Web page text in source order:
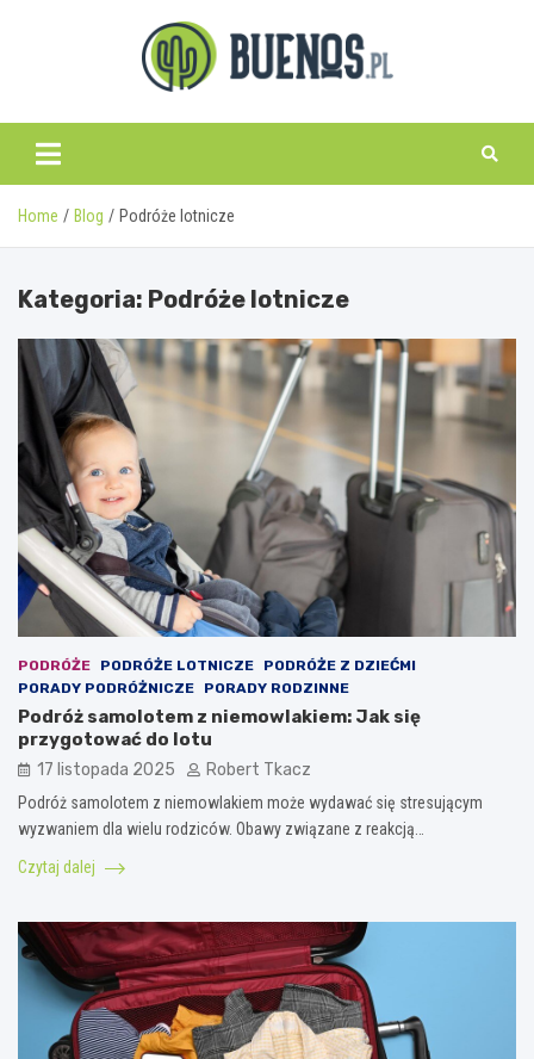
www.buenos.pl
Home Blog Podróże lotnicze
Kategoria: Podróże lotnicze
PODRÓŻE PODRÓŻE LOTNICZE
PODRÓŻE Z DZIEĆMI
PORADY PODRÓŻNICZE
PORADY RODZINNE
Podróż samolotem z niemowlakiem: Jak się
przygotować do lotu
17 listopada 2025 Robert Tkacz
Podróż samolotem z niemowlakiem może wydawać się stresującym
wyzwaniem dla wielu rodziców. Obawy związane z reakcją…
Czytaj dalej